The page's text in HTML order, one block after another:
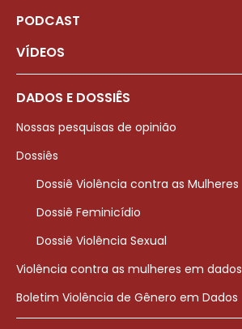
PODCAST
VÍDEOS
DADOS E DOSSIÊS
Nossas pesquisas de opinião
Dossiês
Dossiê Violência contra as Mulheres
Dossiê Feminicídio
Dossiê Violência Sexual
Violência contra as mulheres em dados
Boletim Violência de Gênero em Dados